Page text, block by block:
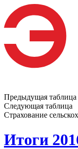
Предыдущая таблица
Следующая таблица
Страхование
Итоги